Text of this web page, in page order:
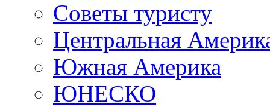
Советы туристу
Центральная
Южная Америка
ЮНЕСКО